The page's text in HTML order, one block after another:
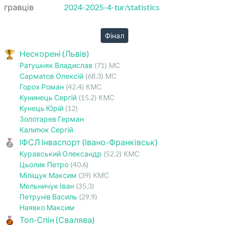
гравців
2024-2025-4-tur/statistics
Фінал
Нескорені (Львів)
Ратушняк Владислав (71) МС
Сарматов Олексій (68.3) МС
Горох Роман (42.4) КМС
Кунинець Сергій (15.2) КМС
Кунець Юрій (12)
Золотарев Герман
Калитюк Сергій
ІФСЛ Інваспорт (Івано-Франківськ)
Куравський Олександр (52.2) КМС
Цьолик Петро (40.6)
Міліщук Максим (39) КМС
Мельничук Іван (35.3)
Петрунів Василь (29.9)
Наявко Максим
Топ-Спін (Свалява)